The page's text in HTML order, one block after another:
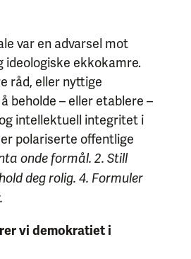
var en advarsel mot
ideologiske ekkokamre.
råd, eller nyttige
beholde – eller etablere –
intellektuell integritet i
polariserte offentlige
onde formål. 2. Still
deg rolig. 4. Formuler
vi demokratiet i